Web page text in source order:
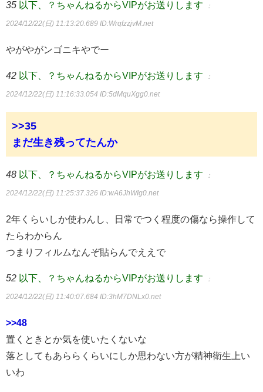
35 以下、？ちゃんねるからVIPがお送りします ：
2024/12/22(日) 11:13:20.689 ID:WrqfzzjvM.net
やがやがンゴニキやでー
42 以下、？ちゃんねるからVIPがお送りします ：
2024/12/22(日) 11:16:33.054 ID:5dMquXgg0.net
>>35
まだ生き残ってたんか
48 以下、？ちゃんねるからVIPがお送りします ：
2024/12/22(日) 11:25:37.326 ID:wA6JhWIg0.net
2年くらいしか使わんし、日常でつく程度の傷なら操作して
たらわからん
つまりフィルムなんぞ貼らんでええで
52 以下、？ちゃんねるからVIPがお送りします ：
2024/12/22(日) 11:40:07.684 ID:3hM7DNLx0.net
>>48
置くときとか気を使いたくないな
落としてもあららくらいにしか思わない方が精神衛生上い
いわ